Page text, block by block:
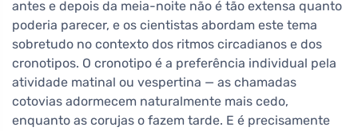
antes e depois da meia-noite não é tão extensa quanto
poderia parecer, e os cientistas abordam este tema
sobretudo no contexto dos ritmos circadianos e dos
cronotipos. O cronotipo é a preferência individual pela
atividade matinal ou vespertina — as chamadas
cotovias adormecem naturalmente mais cedo,
enquanto as corujas o fazem tarde. E é precisamente